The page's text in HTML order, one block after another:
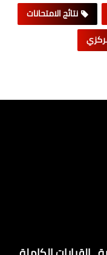
نتائج الامتحانات